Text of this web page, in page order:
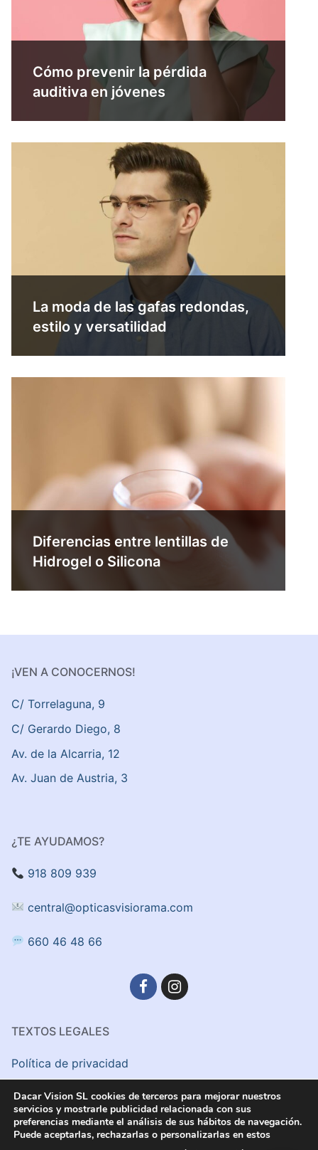
Cómo prevenir la pérdida
auditiva en jóvenes
La moda de las gafas redondas,
estilo y versatilidad
Diferencias entre lentillas de
Hidrogel o Silicona
¡VEN A CONOCERNOS!
C/ Torrelaguna, 9
C/ Gerardo Diego, 8
Av. de la Alcarria, 12
Av. Juan de Austria, 3
¿TE AYUDAMOS?
918 809 939
central@opticasvisiorama.com
660 46 48 66
TEXTOS LEGALES
Política de privacidad
Aviso Legal
Politica de cookies
Dacar Vision SL cookies de terceros para mejorar nuestros
servicios y mostrarle publicidad relacionada con sus
preferencias mediante el análisis de sus hábitos de navegación.
Puede aceptarlas, rechazarlas o personalizarlas en estos